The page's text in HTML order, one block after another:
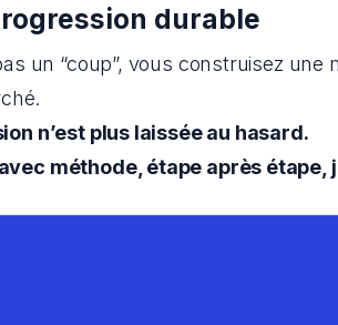
durable
un “coup”, vous construisez
n’est plus laissée au hasard.
méthode, étape après